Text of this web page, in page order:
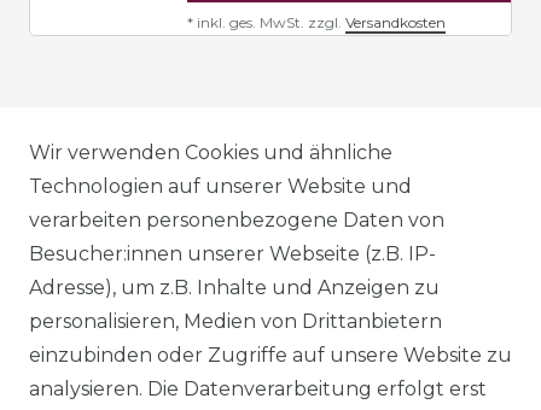
* inkl. ges. MwSt. zzgl. Versandkosten
AGB
DATENSCHUTZERKLÄRUNG
WIDERRUFSRECHT
Wir verwenden Cookies und ähnliche
Technologien auf unserer Website und
verarbeiten personenbezogene Daten von
Besucher:innen unserer Webseite (z.B. IP-
Adresse), um z.B. Inhalte und Anzeigen zu
personalisieren, Medien von Drittanbietern
einzubinden oder Zugriffe auf unsere Website zu
analysieren. Die Datenverarbeitung erfolgt erst